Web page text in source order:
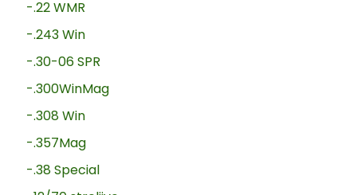
-.22 WMR
-.243 Win
-.30-06 SPR
-.300WinMag
-.308 Win
-.357Mag
-.38 Special